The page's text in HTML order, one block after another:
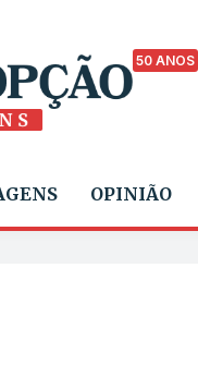
50 ANOS
OPINIÃO